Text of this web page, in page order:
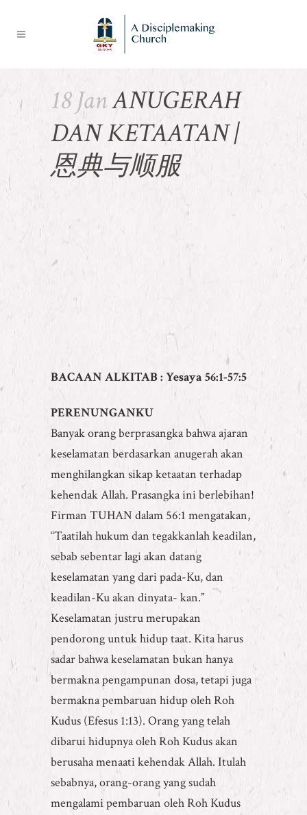
18 JanANUGERAH
DAN KETAATAN |
恩典与顺服
BACAAN ALKITAB : Yesaya 56:1-57:5
PERENUNGANKU
Banyak orang berprasangka bahwa ajaran
keselamatan berdasarkan anugerah akan
menghilangkan sikap ketaatan terhadap
kehendak Allah. Prasangka ini berlebihan!
Firman TUHAN dalam 56:1 mengatakan,
“Taatilah hukum dan tegakkanlah keadilan,
sebab sebentar lagi akan datang
keselamatan yang dari pada-Ku, dan
keadilan-Ku akan dinyata- kan.”
Keselamatan justru merupakan
pendorong untuk hidup taat. Kita harus
sadar bahwa keselamatan bukan hanya
bermakna pengampunan dosa, tetapi juga
bermakna pembaruan hidup oleh Roh
Kudus (Efesus 1:13). Orang yang telah
dibarui hidupnya oleh Roh Kudus akan
berusaha menaati kehendak Allah. Itulah
sebabnya, orang-orang yang sudah
mengalami pembaruan oleh Roh Kudus